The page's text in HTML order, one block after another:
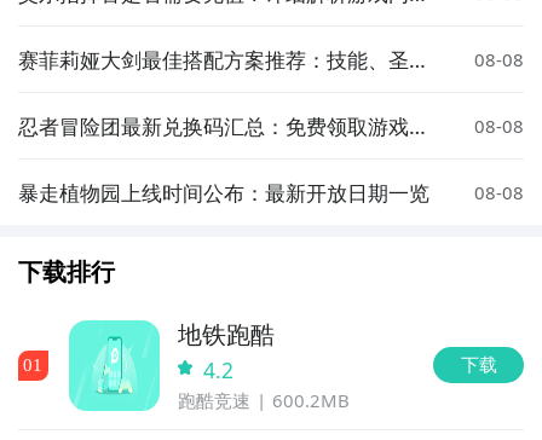
赛菲莉娅大剑最佳搭配方案推荐：技能、圣遗
08-08
忍者冒险团最新兑换码汇总：免费领取游戏道
08-08
暴走植物园上线时间公布：最新开放日期一览 08-08
下载排行
01
地铁跑酷
4.2
跑酷竞速 600.2MB
下载